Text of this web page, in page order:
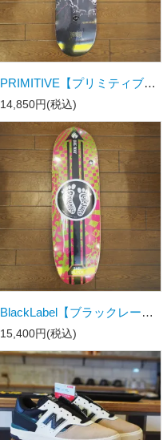
PRIMITIVE【プリミティブ】スケートボードデッキ RODRIGUEZ ABYSS GOLD 7.75/31.05/wb14
14,850円(税込)
BlackLabel【ブラックレーベル】スケートボードデッキ JASON ADAMS CURB SURFER 9.75X 32.825 WB14.5
15,400円(税込)